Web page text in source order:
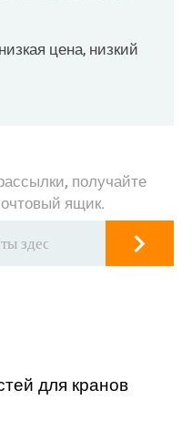
цена, низкий
получайте
ящик.
для кранов